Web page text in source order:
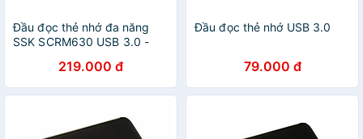
Đầu đọc thẻ nhớ đa năng
SSK SCRM630 USB 3.0 -
219.000 đ
Đầu đọc thẻ nhớ USB 3.0
79.000 đ